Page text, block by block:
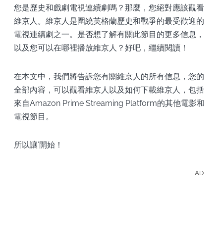
您是歷史和戲劇電視連續劇嗎？那麼，您絕對應該觀看
維京人。維京人是圍繞英格蘭歷史和戰爭的最受歡迎的
電視連續劇之一。是否想了解有關此節目的更多信息，
以及您可以在哪裡播放維京人？好吧，繼續閱讀！
在本文中，我們將告訴您有關維京人的所有信息，您的
全部內容，可以觀看維京人以及如何下載維京人，包括
來自Amazon Prime Streaming Platform的其他電影和
電視節目。
所以讓’開始！
AD